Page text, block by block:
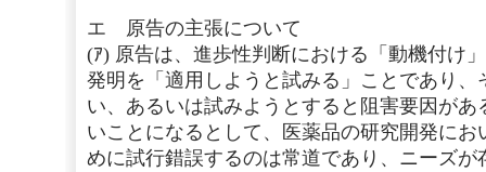
エ 原告の主張について
(ｱ) 原告は、進歩性判断における「動機付け
発明を「適用しようと試みる」ことであり
い、あるいは試みようとすると阻害要因が
いことになるとして、医薬品の研究開発に
めに試行錯誤するのは常道であり、ニーズ